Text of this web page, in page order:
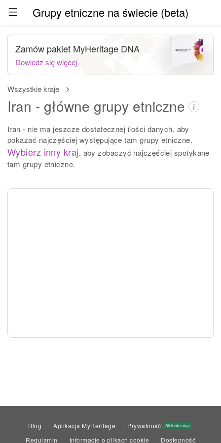
Grupy etniczne na świecie (beta)
Wszystkie kraje
Iran - główne grupy etniczne
Iran - nie ma jeszcze dostatecznej ilości danych, aby
pokazać najczęściej występujące tam grupy etniczne.
Wybierz inny kraj, aby zobaczyć najczęściej spotykane
tam grupy etniczne.
Zamów pakiet MyHeritage DNA
Dowiedz się więcej
Blog Aplikacja MyHeritage Prywatność Aktualizacja
Regulamin Informacje o plikach cookie Dostępność